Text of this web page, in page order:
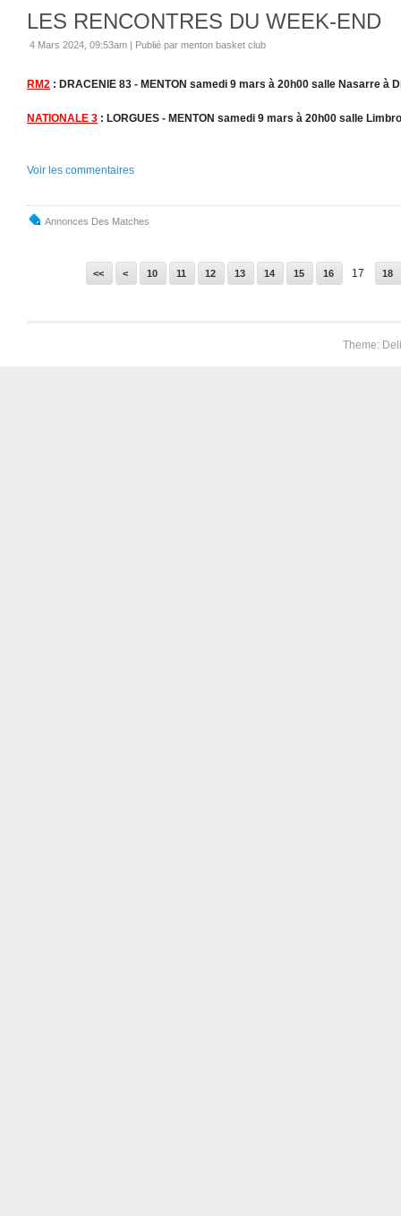
LES RENCONTRES DU WEEK-END
4 Mars 2024, 09:53am | Publié par menton basket club
RM2 : DRACENIE 83 - MENTON samedi 9 mars à 20h00 salle Nasarre à
NATIONALE 3 : LORGUES - MENTON samedi 9 mars à 20h00 salle
Voir les commentaires
Annonces Des Matches
<< < 10 11 12 13 14 15 16 17 18
Theme: